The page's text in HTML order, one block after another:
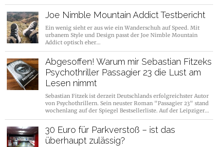
Joe Nimble Mountain Addict Testbericht
Ein wenig sieht er aus wie ein Wanderschuh auf Speed. Mit
urbanem Style und Design passt der Joe Nimble Mountain
Addict optisch eher…
Abgesoffen! Warum mir Sebastian Fitzeks
Psychothriller Passagier 23 die Lust am
Lesen nimmt
Sebastian Fitzek ist derzeit Deutschlands erfolgreichster Autor
von Psychothrillern. Sein neuster Roman "Passagier 23" stand
wochenlang auf der Spiegel Bestsellerliste. Auf der Leipziger…
30 Euro für Parkverstoß – ist das
überhaupt zulässig?